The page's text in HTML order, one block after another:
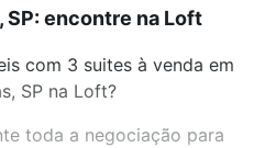
SP: encontre na Loft
com 3 suites à venda em
SP na Loft?
toda a negociação para